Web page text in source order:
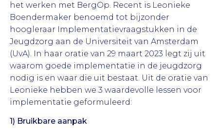
het werken met BergOp. Recent is Leonieke
Boendermaker benoemd tot bijzonder
hoogleraar Implementatievraagstukken in de
Jeugdzorg aan de Universiteit van Amsterdam
(UvA). In haar oratie van 29 maart 2023 legt zij uit
waarom goede implementatie in de jeugdzorg
nodig is en waar die uit bestaat. Uit de oratie van
Leonieke hebben we 3 waardevolle lessen voor
implementatie geformuleerd:
1) Bruikbare aanpak